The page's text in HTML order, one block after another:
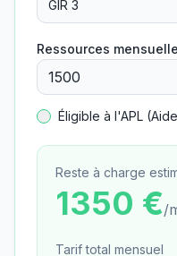
GIR 3
Ressources
Éligible à l'APL
Reste à charge
1350 €/
Tarif total mensuel